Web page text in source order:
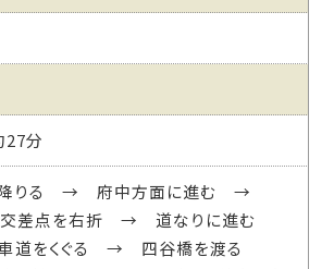
分
降りる → 府中方面に進む →
交差点を右折 → 道なりに進む
道をくぐる → 四谷橋を渡る